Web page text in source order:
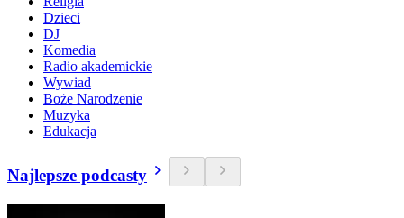
Dzieci
DJ
Komedia
Radio akademickie
Wywiad
Boże Narodzenie
Muzyka
Edukacja
Najlepsze podcasty